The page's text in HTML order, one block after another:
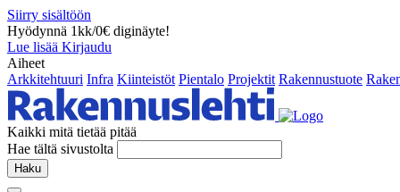
Siirry sisältöön
Hyödynnä 1kk/0€ diginäyte!
Lue lisää Kirjaudu
Aiheet
Arkkitehtuuri Infra Kiinteistöt Pientalo Projektit Rakennustuote
Kaikki mitä tietää pitää
Hae tältä sivustolta
Haku